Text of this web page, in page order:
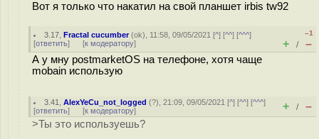
Вот я только что накатил на свой планшет irbis tw92
3.17 ,Fractal cucumber(ok), 11:58, 09/05/2021 [^] [^^] [^^^]
[ответить] [к модератору]
–1
+ / –
А у мну postmarketOS на телефоне, хотя чаще
mobain использую
3.41 ,AlexYeCu_not_logged (?), 21:09, 09/05/2021 [^] [^^] [^^^]
[ответить] [к модератору] + / –
>Ты это используешь?